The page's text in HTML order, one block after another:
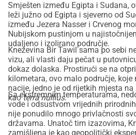
Smješten između Egipta i Sudana,
leži južno od Egipta i sjeverno od
između Jezera Nasser i Crvenog
Nubijskom pustinjom u
udaljeno i izolirano područje.
Kneževina Bir Tawil sama po sebi
vizu, ali vlasti daju pečat u
dokaz dolaska. Prostirući se na
kilometara, ovo malo područje, koje
nacije, jedno je od rijetkih mjesta
kaoterra nullius.
Sa ekstremnim temperaturama,
vode i odsustvom vrijednih
nije ponudilo mnogo privlačnosti
državama. Unatoč tim izazovima,
zamišljena je kao geopolitički